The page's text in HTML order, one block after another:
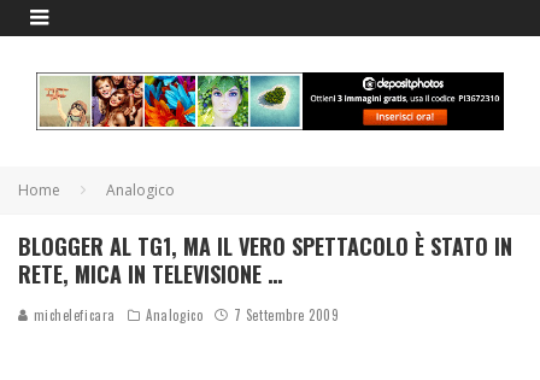
Home Analogico
BLOGGER AL TG1, MA IL VERO SPETTACOLO È STATO IN
RETE, MICA IN TELEVISIONE …
micheleficara Analogico 7 Settembre 2009